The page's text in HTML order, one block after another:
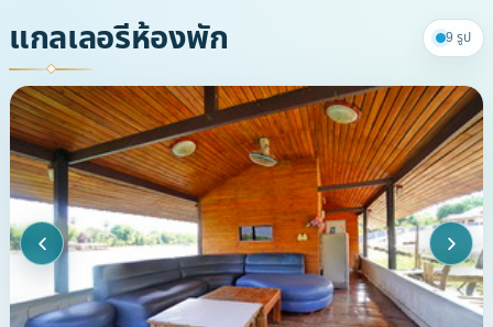
แกลเลอรีห้องพัก 9 รูป